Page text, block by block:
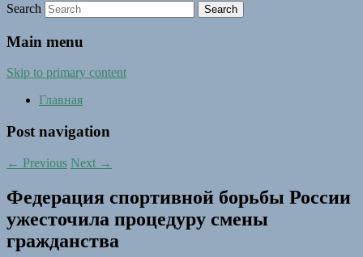
Search
Main menu
Skip to primary content
Главная
Post navigation
← Previous Next →
Федерация спортивной борьбы России
ужесточила процедуру смены
гражданства